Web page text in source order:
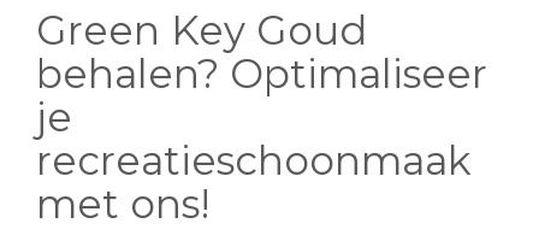
Green Key Goud
behalen? Optimaliseer
je
recreatieschoonmaak
met ons!